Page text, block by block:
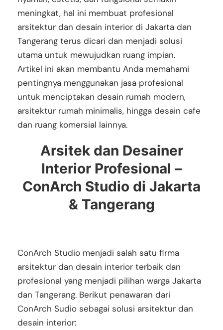
meningkat, hal ini membuat profesional
arsitektur dan desain interior di Jakarta dan
Tangerang terus dicari dan menjadi solusi
utama untuk mewujudkan ruang impian.
Artikel ini akan membantu Anda memahami
pentingnya menggunakan jasa profesional
untuk menciptakan desain rumah modern,
arsitektur rumah minimalis, hingga desain cafe
dan ruang komersial lainnya.
Arsitek dan Desainer
Interior Profesional –
ConArch Studio di Jakarta
& Tangerang
ConArch Studio menjadi salah satu firma
arsitektur dan desain interior terbaik dan
profesional yang menjadi pilihan warga Jakarta
dan Tangerang. Berikut penawaran dari
ConArch Sudio sebagai solusi arsitektur dan
desain interior: